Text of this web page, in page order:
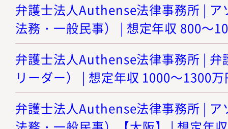
弁護士法人Authense法律事務所 | ア
法務・一般民事） | 想定年収 800～
弁護士法人Authense法律事務所 | 弁
リーダー） | 想定年収 1000～1300
弁護士法人Authense法律事務所 | ア